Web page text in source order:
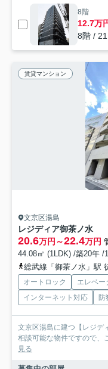
8階
12.7万
8階 /
賃貸マンション
文京区湯島
レジディア御茶ノ水
20.6万円～22.4万円
44.08㎡ (1LDK) /築20年 /
総武線「御茶ノ水」駅
オートロック エレベー
インターネット対応
防
文京区湯島に建つ【レジデ
相談可能な物件ですので、
見る